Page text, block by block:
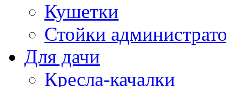
Кушетки
Стойки
Для дачи
Кресла-качалки